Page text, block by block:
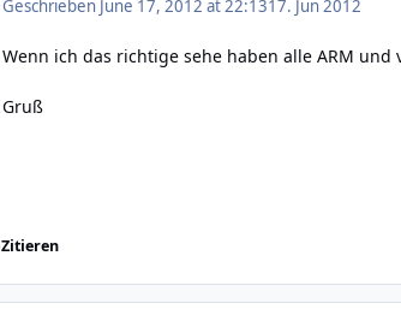
Geschrieben June 17, 2012 at 22:1317. Jun 2012
Wenn ich das richtige sehe haben alle ARM
Gruß
Zitieren